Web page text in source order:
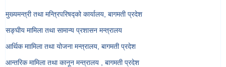
मुख्यमन्त्री तथा मन्त्रिपरिषद्को कार्यालय, बागमती प्रदेश
सङ्‍घीय मामिला तथा सामान्य प्रशासन मन्त्रालय
आर्थिक माामिला तथा योजना मन्त्रालय, बागमती प्रदेश
आन्तरिक मामिला तथा कानून मन्त्रालय , बागमती प्रदेश